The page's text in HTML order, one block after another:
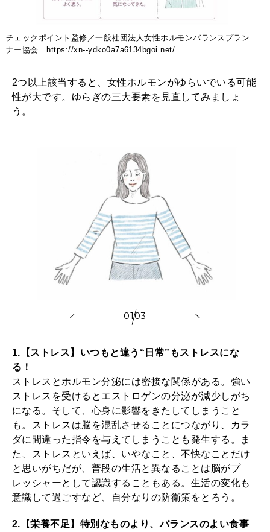
2026年1月号「猫がいれば、幸せ」
2025年12月号「お酒の新常識。」
チェックポイント監修／一般社団法人女性ホルモンバランスプラン
ナー協会 https://xn--ydko0a7a6134bgoi.net/
2つ以上該当すると、女性ホルモンがゆらいでいる可能
性が大です。ゆらぎの三大要素を見直してみましょ
う。
0103
1.【ストレス】いつもと違う“日常”もストレスにな
る！
ストレスとホルモン分泌には密接な関係がある。強い
ストレスを受けるとエストロゲンの分泌が減少しがち
になる。そして、心身に影響をきたしてしまうこと
も。ストレスは脳を混乱させることにつながり、カラ
ダに間違った指令を与えてしまうことも発生する。ま
た、ストレスといえば、いやなこと、不快なことだけ
と思いがちだが、普段の生活と異なることは脳がプ
レッシャーとして認識することもある。生活の変化も
意識して過ごすなど、自分なりの防衛策をとろう。
2.【栄養不足】特別なものより、バランスのよい食事